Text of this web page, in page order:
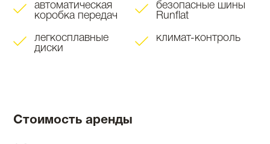
автоматическая
коробка передач
легкосплавные
диски
безопасные шины
Runflat
климат-контроль
Стоимость аренды